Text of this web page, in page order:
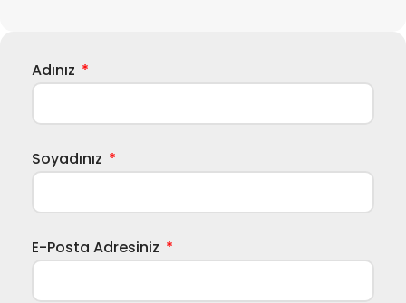
Adınız
Soyadınız
E-Posta Adresiniz